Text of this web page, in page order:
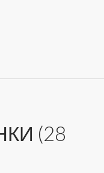
картин для
(28